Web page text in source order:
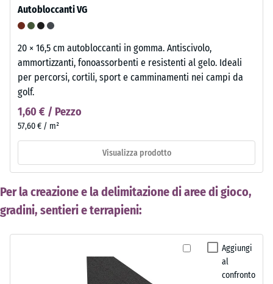
Autobloccanti VG
20 × 16,5 cm autobloccanti in gomma. Antiscivolo,
ammortizzanti, fonoassorbenti e resistenti al gelo. Ideali
per percorsi, cortili, sport e camminamenti nei campi da
golf.
1,60 € / Pezzo
57,60 € / m²
Visualizza prodotto
Per la creazione e la delimitazione di aree di gioco,
gradini, sentieri e terrapieni:
Aggiungi
al
confronto